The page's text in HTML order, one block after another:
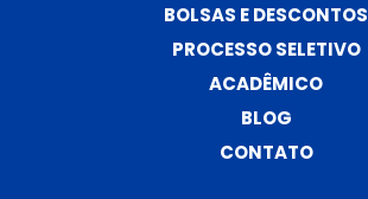
BOLSAS E DESCONTOS
PROCESSO SELETIVO
ACADÊMICO
BLOG
CONTATO